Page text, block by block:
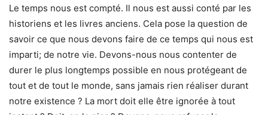
Le temps nous est compté. Il nous est aussi conté par les
historiens et les livres anciens. Cela pose la question de
savoir ce que nous devons faire de ce temps qui nous est
imparti; de notre vie. Devons-nous nous contenter de
durer le plus longtemps possible en nous protégeant de
tout et de tout le monde, sans jamais rien réaliser durant
notre existence ? La mort doit elle être ignorée à tout